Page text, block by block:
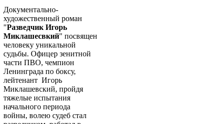
Документально-
художественный роман
"Разведчик Игорь
Миклашесвкий" посвящен
человеку уникальной
судьбы. Офицер зенитной
части ПВО, чемпион
Ленинграда по боксу,
лейтенант Игорь
Миклашевский, пройдя
тяжелые испытания
начального периода
войны, волею судеб стал